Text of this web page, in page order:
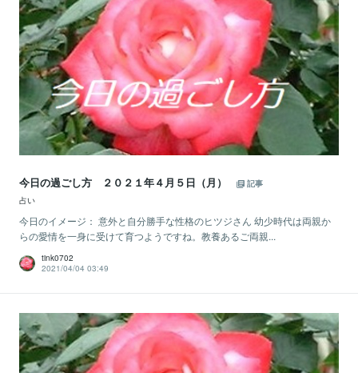
今日の過ごし方 ２０２１年４月５日（月）
記事
占い
今日のイメージ： 意外と自分勝手な性格のヒツジさん 幼少時代は両親か
らの愛情を一身に受けて育つようですね。教養あるご両親...
tink0702
2021/04/04 03:49